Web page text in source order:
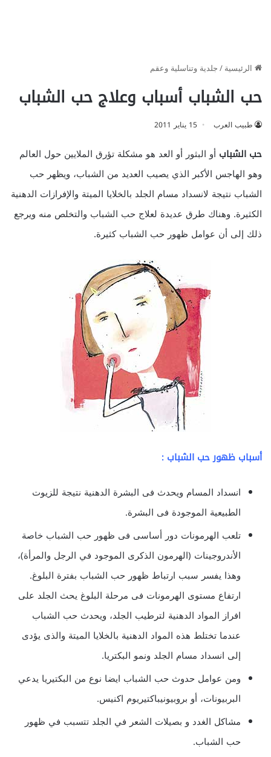
الرئيسية/جلدية وتناسلية وعقم
حب الشباب أسباب وعلاج حب الشباب
طبيب العرب 15 يناير 2011
حب الشباب أو البثور أو العد هو مشكلة تؤرق الملايين حول العالم
وهو الهاجس الأكبر الذي يصيب العديد من الشباب، ويظهر حب
الشباب نتيجة لانسداد مسام الجلد بالخلايا الميتة والإفرازات الدهنية
الكثيرة. وهناك طرق عديدة لعلاج حب الشباب والتخلص منه ويرجع
ذلك إلى أن عوامل ظهور حب الشباب كثيرة.
أسباب ظهور حب الشباب :
انسداد المسام ويحدث فى البشرة الدهنية نتيجة للزيوت
الطبيعية الموجودة فى البشرة.
تلعب الهرمونات دور أساسى فى ظهور حب الشباب خاصة
الأندروجينات (الهرمون الذكرى الموجود في الرجل والمرأة)،
وهذا يفسر سبب ارتباط ظهور حب الشباب بفترة البلوغ.
ارتفاع مستوى الهرمونات فى مرحلة البلوغ يحث الجلد على
افراز المواد الدهنية لترطيب الجلد، ويحدث حب الشباب
عندما تختلط هذه المواد الدهنية بالخلايا الميتة والذى يؤدى
إلى انسداد مسام الجلد ونمو البكتريا.
ومن عوامل حدوث حب الشباب ايضا نوع من البكتيريا يدعي
البربيونات، أو بروبيونيباكتيريوم اكنيس.
مشاكل الغدد و بصيلات الشعر في الجلد تتسبب في ظهور
حب الشباب.